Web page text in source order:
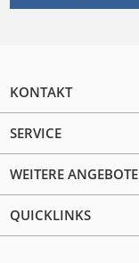
KONTAKT
SERVICE
WEITERE ANGEBOTE
QUICKLINKS